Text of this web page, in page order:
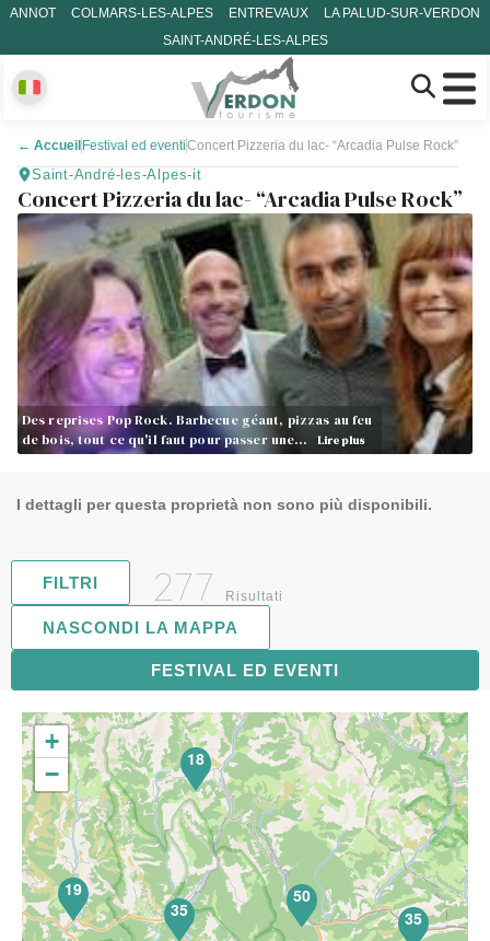
ANNOT COLMARS-LES-ALPES ENTREVAUX
LA PALUD-SUR-VERDON
SAINT-ANDRÉ-LES-ALPES
← Accueil Festival ed eventiConcert Pizzeria du lac- “Arcadia Pulse Rock”
Saint-André-les-Alpes-it
Concert Pizzeria du lac- “Arcadia Pulse Rock”
Des reprises Pop Rock. Barbecue géant, pizzas au feu
de bois, tout ce qu'il faut pour passer une…
Lire plus
I dettagli per questa proprietà non sono più disponibili.
FILTRI 277 Risultati
FESTIVAL ED EVENTI
NASCONDI LA MAPPA
19
35
50
35
18
72
+
−